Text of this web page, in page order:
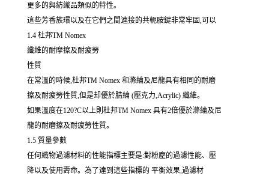
更多的與紡織品類似的特性。
這些芳香族環以及在它們之間連接的共軛胺鍵非常牢固,可以
1.4 杜邦TM Nomex
纖維的耐摩擦及耐疲勞
性質
在常溫的時候,杜邦TM Nomex 和滌綸及尼龍具有相同的耐磨
擦及耐疲勞性質,但是却優於腈綸 (壓克力,Acrylic) 纖維。
如果溫度在120?C以上則杜邦TM Nomex 具有2倍優於滌綸及尼
龍的耐磨擦及耐疲勞性質。
1.5 質量參數
任何織物過濾材料的性能指標主要是:對粉塵的過濾性能、壓
降以及使用壽命。為了達到這些指標的 平衡效果,過濾材